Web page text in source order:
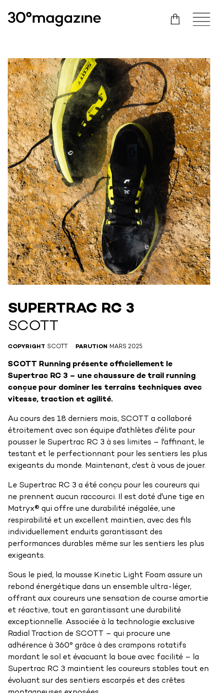
SUPERTRAC RC 3
SCOTT
COPYRIGHT SCOTT PARUTION MARS 2025
SCOTT Running présente officiellement le
Supertrac RC 3 – une chaussure de trail running
conçue pour dominer les terrains techniques avec
vitesse, traction et agilité.
Au cours des 18 derniers mois, SCOTT a collaboré
étroitement avec son équipe d'athlètes d'élite pour
pousser le Supertrac RC 3 à ses limites – l'affinant, le
testant et le perfectionnant pour les sentiers les plus
exigeants du monde. Maintenant, c'est à vous de jouer.
Le Supertrac RC 3 a été conçu pour les coureurs qui
ne prennent aucun raccourci. Il est doté d'une tige en
Matryx® qui offre une durabilité inégalée, une
respirabilité et un excellent maintien, avec des fils
individuellement enduits garantissant des
performances durables même sur les sentiers les plus
exigeants.
Sous le pied, la mousse Kinetic Light Foam assure un
rebond énergétique dans un ensemble ultra-léger,
offrant aux coureurs une sensation de course amortie
et réactive, tout en garantissant une durabilité
exceptionnelle. Associée à la technologie exclusive
Radial Traction de SCOTT – qui procure une
adhérence à 360° grâce à des crampons rotatifs
mordant le sol et évacuant la boue avec facilité – la
Supertrac RC 3 maintient les coureurs stables tout en
évoluant sur des sentiers escarpés et des crêtes